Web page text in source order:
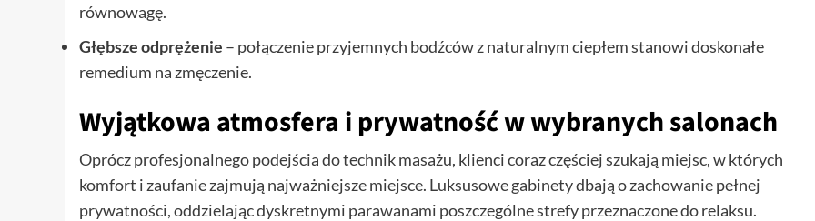
równowagę.
Głębsze odprężenie – połączenie przyjemnych bodźców z naturalnym ciepłem stanowi doskonałe
remedium na zmęczenie.
Wyjątkowa atmosfera i prywatność w wybranych salonach
Oprócz profesjonalnego podejścia do technik masażu, klienci coraz częściej szukają miejsc, w których
komfort i zaufanie zajmują najważniejsze miejsce. Luksusowe gabinety dbają o zachowanie pełnej
prywatności, oddzielając dyskretnymi parawanami poszczególne strefy przeznaczone do relaksu.